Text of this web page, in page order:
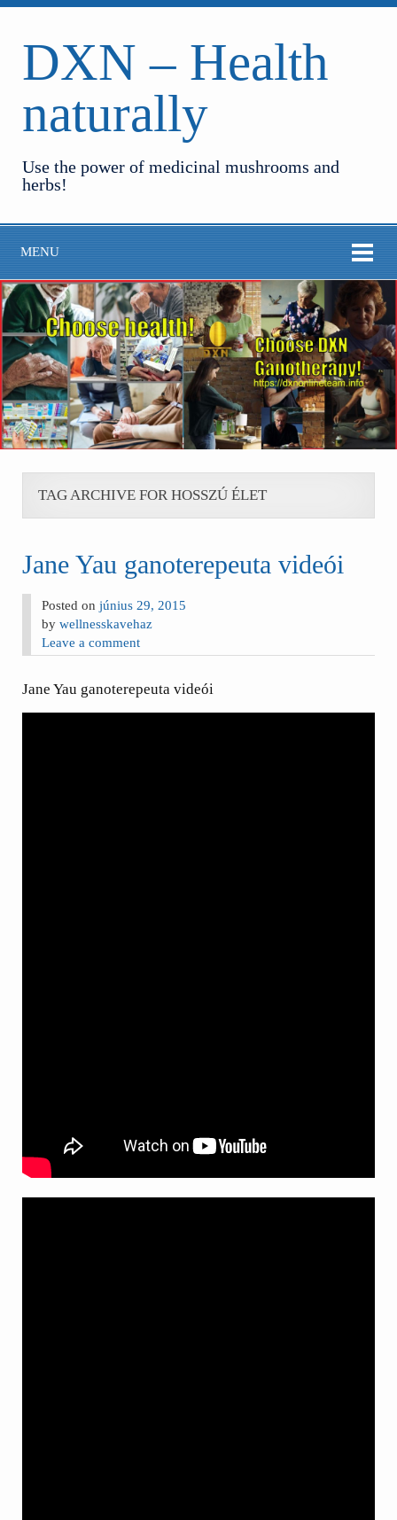
DXN – Health
naturally
Use the power of medicinal mushrooms and
herbs!
MENU
TAG ARCHIVE FOR HOSSZÚ ÉLET
Jane Yau ganoterepeuta videói
Posted onjúnius 29, 2015
bywellnesskavehaz
Leave a comment
Jane Yau ganoterepeuta videói